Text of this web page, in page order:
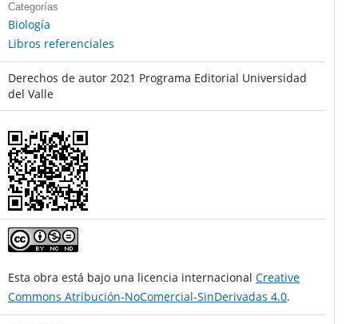
Categorías
Biología
Libros referenciales
Derechos de autor 2021 Programa Editorial Universidad
del Valle
Esta obra está bajo una licencia internacional Creative
Commons Atribución-NoComercial-SinDerivadas 4.0.